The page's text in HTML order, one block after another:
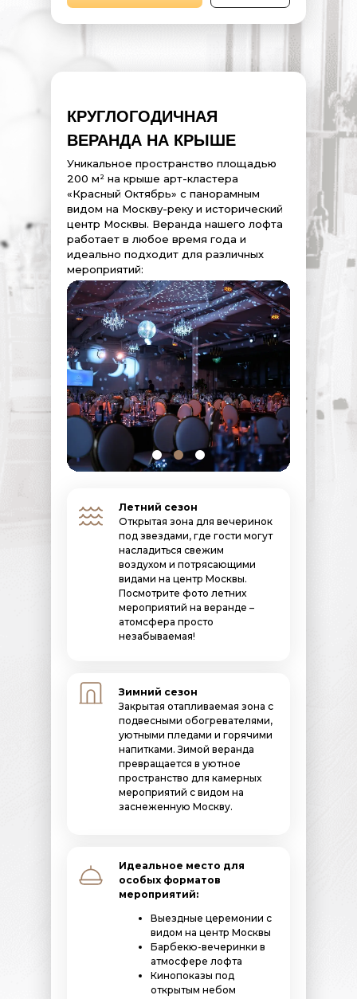
КРУГЛОГОДИЧНАЯ
ВЕРАНДА НА КРЫШЕ
Уникальное пространство площадью
200 м² на крыше арт-кластера
«Красный Октябрь» с панорамным
видом на Москву-реку и исторический
центр Москвы. Веранда нашего лофта
работает в любое время года и
идеально подходит для различных
мероприятий:
Летний сезон
Открытая зона для вечеринок
под звездами, где гости могут
насладиться свежим
воздухом и потрясающими
видами на центр Москвы.
Посмотрите фото летних
мероприятий на веранде –
атомсфера просто
незабываемая!
Зимний сезон
Закрытая отапливаемая зона с
подвесными обогревателями,
уютными пледами и горячими
напитками. Зимой веранда
превращается в уютное
пространство для камерных
мероприятий с видом на
заснеженную Москву.
Идеальное место для
особых форматов
мероприятий:
Выездные церемонии с
видом на центр Москвы
Барбекю-вечеринки в
атмосфере лофта
Кинопоказы под
открытым небом